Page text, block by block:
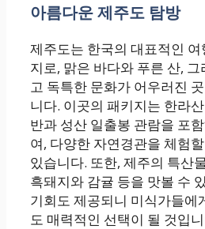
아름다운 제주도 탐방
제주도는 한국의 대표적인 여
지로, 맑은 바다와 푸른 산, 그
고 독특한 문화가 어우러진
니다. 이곳의 패키지는 한라
반과 성산 일출봉 관람을 포
여, 다양한 자연경관을 체험
있습니다. 또한, 제주의 특산
흑돼지와 감귤 등을 맛볼 수
기회도 제공되니 미식가들에
도 매력적인 선택이 될 것입